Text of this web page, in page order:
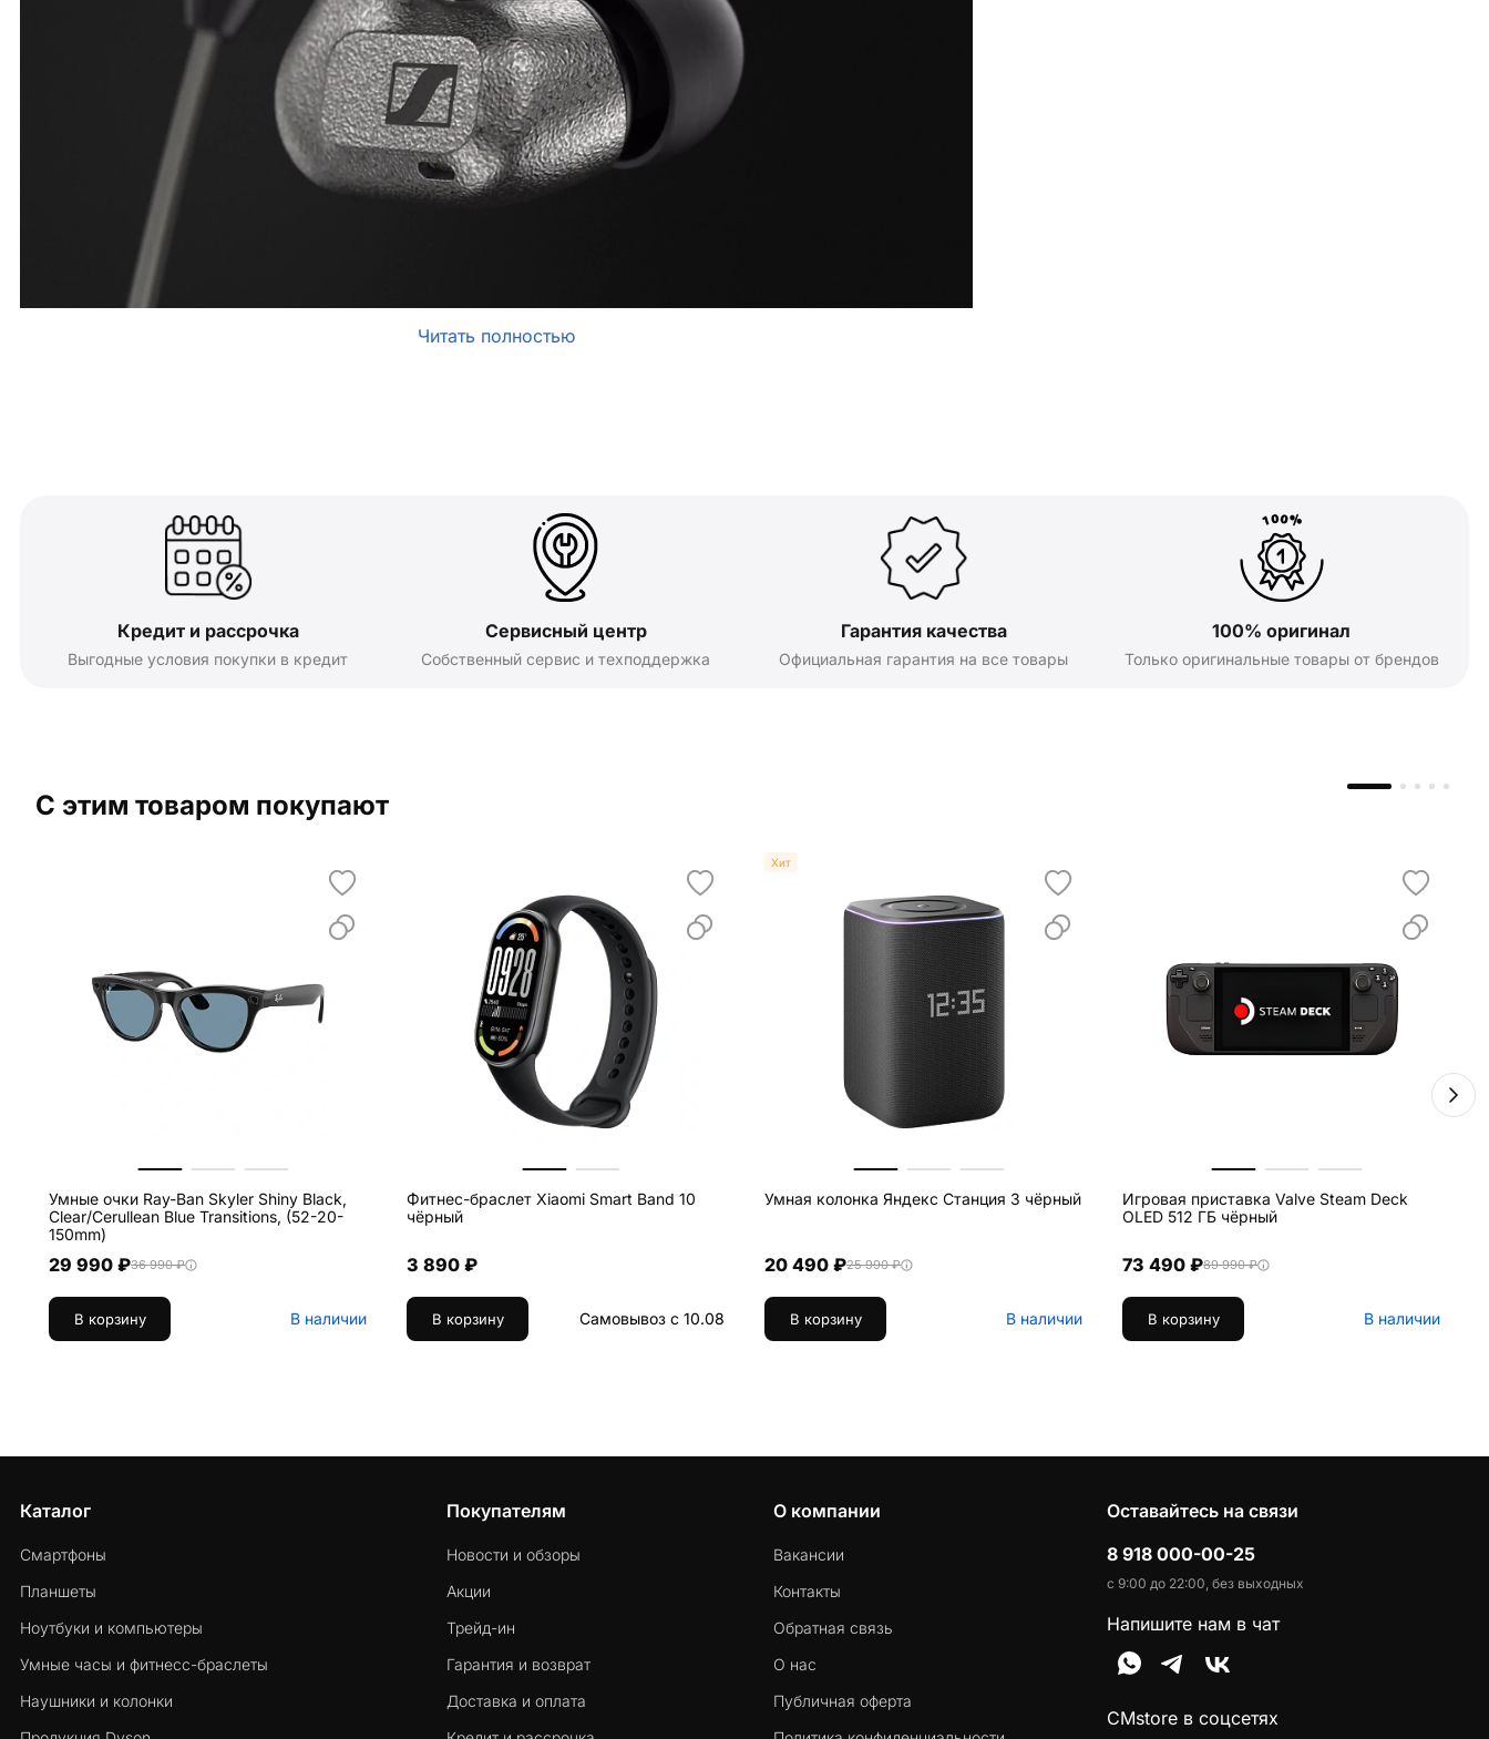
Читать полностью
Кредит и рассрочка
Выгодные условия покупки в кредит
Сервисный центр
Собственный сервис и техподдержка
Гарантия качества
Официальная гарантия на все товары
100% оригинал
Только оригинальные товары от брендов
С этим товаром покупают
Умные очки Ray-Ban Skyler Shiny Black,
Clear/Cerullean Blue Transitions, (52-20-
150mm)
29 990 ₽36 990 ₽
В корзину В наличии
Фитнес-браслет Xiaomi Smart Band 10
чёрный
3 890 ₽
В корзину Самовывоз с 10.08
Хит
Умная колонка Яндекс Станция 3 чёрный
20 490 ₽25 990 ₽
В корзину В наличии
Игровая приставка Valve Steam Deck
OLED 512 ГБ чёрный
73 490 ₽89 990 ₽
В корзину В наличии
Каталог
Смартфоны
Планшеты
Ноутбуки и компьютеры
Умные часы и фитнесс-браслеты
Наушники и колонки
Покупателям
Новости и обзоры
Акции
Трейд-ин
Гарантия и возврат
Доставка и оплата
О компании
Вакансии
Контакты
Обратная связь
О нас
Публичная оферта
Оставайтесь на связи
8 918 000-00-25
с 9:00 до 22:00, без выходных
Напишите нам в чат
CMstore в соцсетях